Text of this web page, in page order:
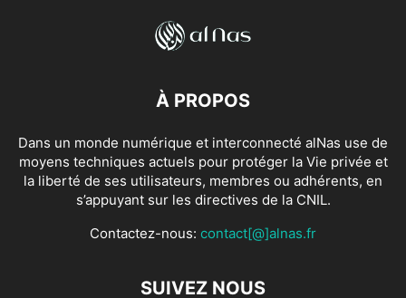
À PROPOS
Dans un monde numérique et interconnecté alNas use de
moyens techniques actuels pour protéger la Vie privée et
la liberté de ses utilisateurs, membres ou adhérents, en
s’appuyant sur les directives de la CNIL.
Contactez-nous: contact[@]alnas.fr
SUIVEZ NOUS